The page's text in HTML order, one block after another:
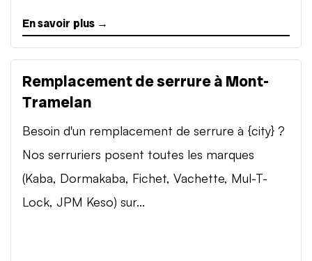
En savoir plus →
Remplacement de serrure à Mont-
Tramelan
Besoin d'un remplacement de serrure à {city} ?
Nos serruriers posent toutes les marques
(Kaba, Dormakaba, Fichet, Vachette, Mul-T-
Lock, JPM Keso) sur...